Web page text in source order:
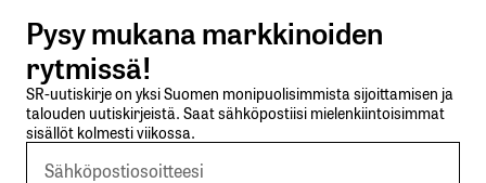
Lähetä kommentti
Pysy mukana markkinoiden
rytmissä!
SR-uutiskirje on yksi Suomen monipuolisimmista sijoittamisen ja
talouden uutiskirjeistä. Saat sähköpostiisi mielenkiintoisimmat
sisällöt kolmesti viikossa.